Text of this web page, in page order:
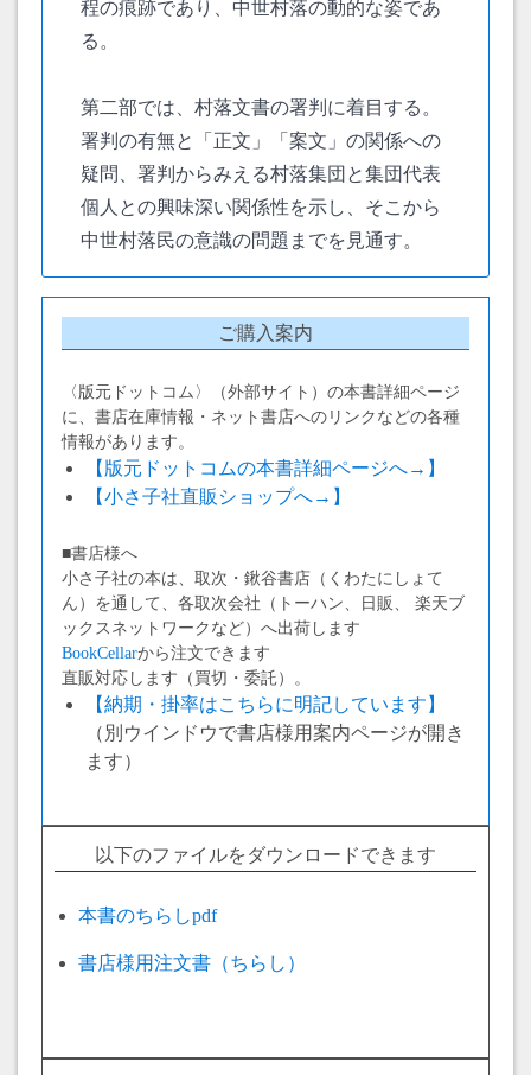
程の痕跡であり、中世村落の動的な姿であ
る。
第二部では、村落文書の署判に着目する。
署判の有無と「正文」「案文」の関係への
疑問、署判からみえる村落集団と集団代表
個人との興味深い関係性を示し、そこから
中世村落民の意識の問題までを見通す。
ご購入案内
〈版元ドットコム〉（外部サイト）の本書詳細ページ
に、書店在庫情報・ネット書店へのリンクなどの各種
情報があります。
【版元ドットコムの本書詳細ページへ→】
【小さ子社直販ショップへ→】
■書店様へ
小さ子社の本は、取次・鍬谷書店（くわたにしょて
ん）を通して、各取次会社（トーハン、日販、 楽天ブ
ックスネットワークなど）へ出荷します
BookCellarから注文できます
直販対応します（買切・委託）。
【納期・掛率はこちらに明記しています】
（別ウインドウで書店様用案内ページが開き
ます）
以下のファイルをダウンロードできます
本書のちらしpdf
書店様用注文書（ちらし）